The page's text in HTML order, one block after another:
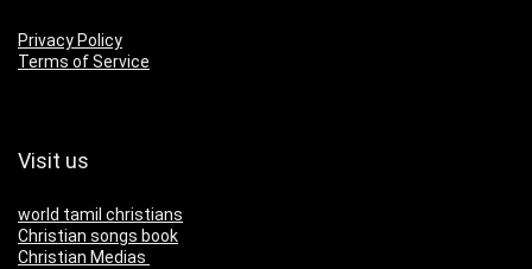
Privacy Policy
Terms of Service
Visit us
world tamil christians
Christian songs book
Christian Medias